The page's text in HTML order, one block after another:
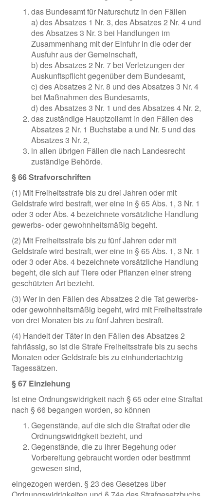
das Bundesamt für Naturschutz in den Fällen
a) des Absatzes 1 Nr. 3, des Absatzes 2 Nr. 4 und
des Absatzes 3 Nr. 3 bei Handlungen im
Zusammenhang mit der Einfuhr in die oder der
Ausfuhr aus der Gemeinschaft,
b) des Absatzes 2 Nr. 7 bei Verletzungen der
Auskunftspflicht gegenüber dem Bundesamt,
c) des Absatzes 2 Nr. 8 und des Absatzes 3 Nr. 4
bei Maßnahmen des Bundesamts,
d) des Absatzes 3 Nr. 1 und des Absatzes 4 Nr. 2,
das zuständige Hauptzollamt in den Fällen des
Absatzes 2 Nr. 1 Buchstabe a und Nr. 5 und des
Absatzes 3 Nr. 2,
in allen übrigen Fällen die nach Landesrecht
zuständige Behörde.
§ 66 Strafvorschriften
(1) Mit Freiheitsstrafe bis zu drei Jahren oder mit
Geldstrafe wird bestraft, wer eine in § 65 Abs. 1, 3 Nr. 1
oder 3 oder Abs. 4 bezeichnete vorsätzliche Handlung
gewerbs- oder gewohnheitsmäßig begeht.
(2) Mit Freiheitsstrafe bis zu fünf Jahren oder mit
Geldstrafe wird bestraft, wer eine in § 65 Abs. 1, 3 Nr. 1
oder 3 oder Abs. 4 bezeichnete vorsätzliche Handlung
begeht, die sich auf Tiere oder Pflanzen einer streng
geschützten Art bezieht.
(3) Wer in den Fällen des Absatzes 2 die Tat gewerbs-
oder gewohnheitsmäßig begeht, wird mit Freiheitsstrafe
von drei Monaten bis zu fünf Jahren bestraft.
(4) Handelt der Täter in den Fällen des Absatzes 2
fahrlässig, so ist die Strafe Freiheitsstrafe bis zu sechs
Monaten oder Geldstrafe bis zu einhundertachtzig
Tagessätzen.
§ 67 Einziehung
Ist eine Ordnungswidrigkeit nach § 65 oder eine Straftat
nach § 66 begangen worden, so können
Gegenstände, auf die sich die Straftat oder die
Ordnungswidrigkeit bezieht, und
Gegenstände, die zu ihrer Begehung oder
Vorbereitung gebraucht worden oder bestimmt
gewesen sind,
eingezogen werden. § 23 des Gesetzes über